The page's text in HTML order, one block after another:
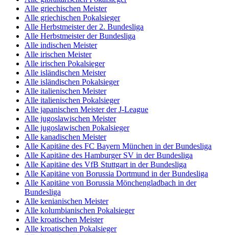
Alle griechischen Meister
Alle griechischen Pokalsieger
Alle Herbstmeister der 2. Bundesliga
Alle Herbstmeister der Bundesliga
Alle indischen Meister
Alle irischen Meister
Alle irischen Pokalsieger
Alle isländischen Meister
Alle isländischen Pokalsieger
Alle italienischen Meister
Alle italienischen Pokalsieger
Alle japanischen Meister der J-League
Alle jugoslawischen Meister
Alle jugoslawischen Pokalsieger
Alle kanadischen Meister
Alle Kapitäne des FC Bayern München in der Bundesliga
Alle Kapitäne des Hamburger SV in der Bundesliga
Alle Kapitäne des VfB Stuttgart in der Bundesliga
Alle Kapitäne von Borussia Dortmund in der Bundesliga
Alle Kapitäne von Borussia Mönchengladbach in der
Bundesliga
Alle kenianischen Meister
Alle kolumbianischen Pokalsieger
Alle kroatischen Meister
Alle kroatischen Pokalsieger